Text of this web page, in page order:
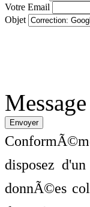
Votre Email
Objet
Message
disposez
donnÃ©es